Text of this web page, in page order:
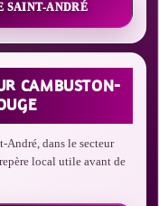
SAINT-ANDRÉ
CAMBUSTON-
André, dans le secteur
local utile avant de